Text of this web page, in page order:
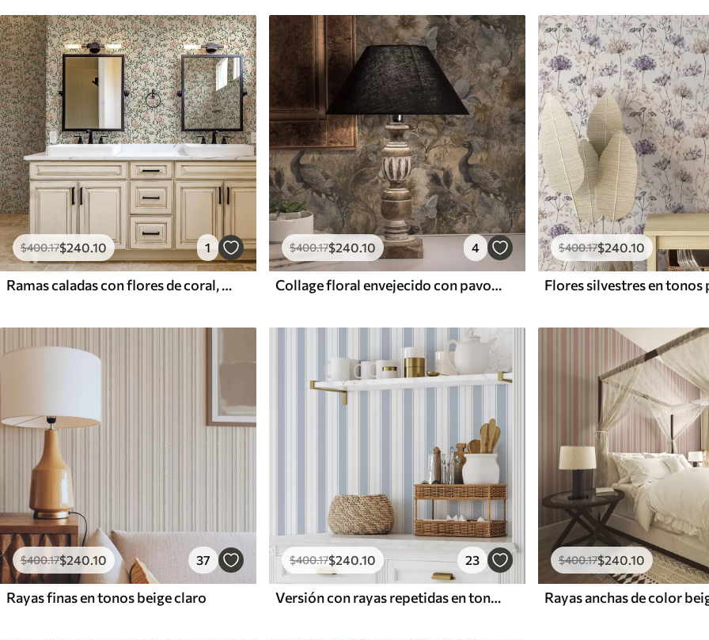
$400.17$240.10 1
Ramas caladas con flores de coral, motivo floral
$400.17$240.10 4
Collage floral envejecido con pavos reales y mariposas
$400.17$240.10
Flores silvestres en tonos
$400.17$240.10 37
Rayas finas en tonos beige claro
$400.17$240.10 23
Versión con rayas repetidas en tonos grises y azules
$400.17$240.10